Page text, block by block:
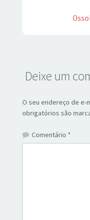
Deixe um
O seu endereço de e-
obrigatórios são
Comentário *